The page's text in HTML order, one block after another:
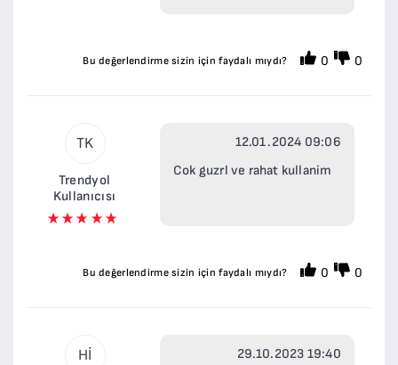
Bu değerlendirme sizin için faydalı mıydı? 0 0
TK
Trendyol
Kullanıcısı
12.01.2024 09:06
Cok guzrl ve rahat kullanim
Bu değerlendirme sizin için faydalı mıydı? 0 0
Hİ
29.10.2023 19:40